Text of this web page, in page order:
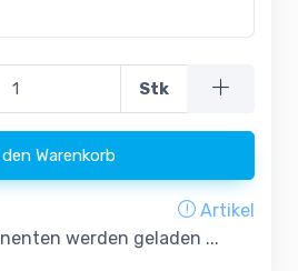
Stk
den Warenkorb
Artikel
werden geladen ...